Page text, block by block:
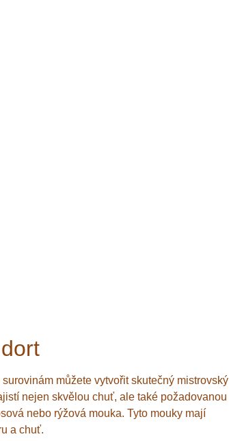
můžete vytvořit skutečný mistrovský
nejen skvělou chuť, ale také požadovanou
nebo rýžová mouka. Tyto mouky mají
a chuť.